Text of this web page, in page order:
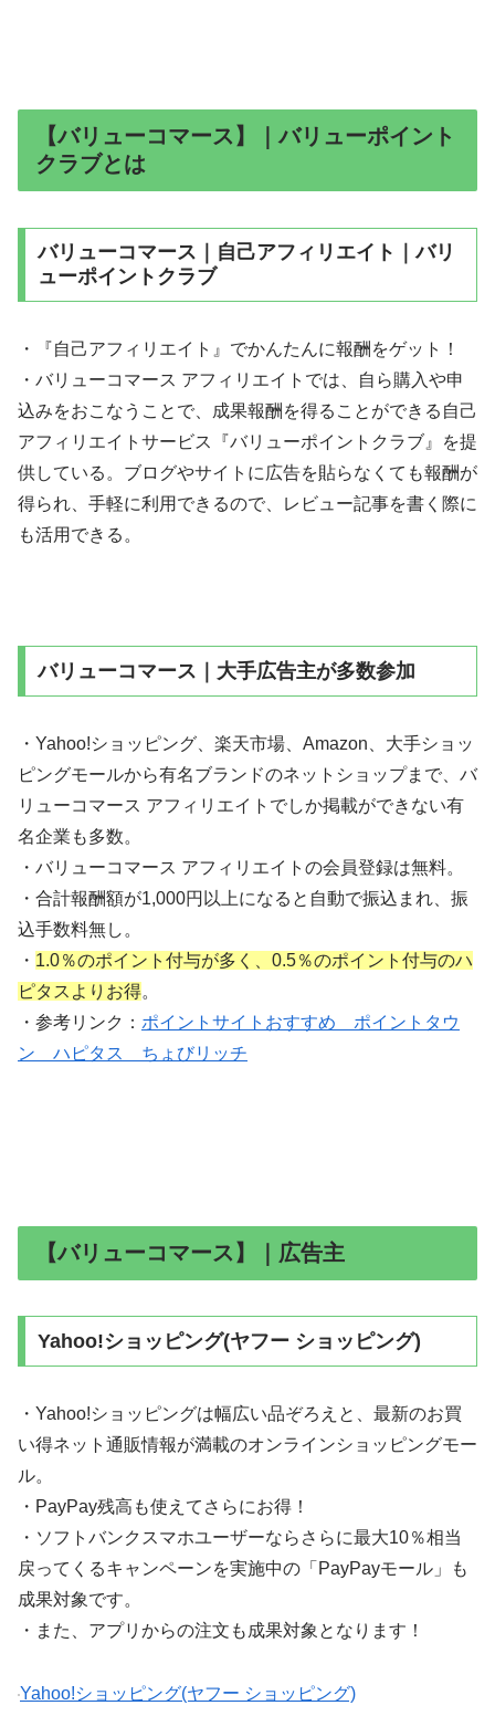
【バリューコマース】｜バリューポイント
クラブとは
バリューコマース｜自己アフィリエイト｜バリ
ューポイントクラブ
・『自己アフィリエイト』でかんたんに報酬をゲット！
・バリューコマース アフィリエイトでは、自ら購入や申
込みをおこなうことで、成果報酬を得ることができる自己
アフィリエイトサービス『バリューポイントクラブ』を提
供している。ブログやサイトに広告を貼らなくても報酬が
得られ、手軽に利用できるので、レビュー記事を書く際に
も活用できる。
バリューコマース｜大手広告主が多数参加
・Yahoo!ショッピング、楽天市場、Amazon、大手ショッ
ピングモールから有名ブランドのネットショップまで、バ
リューコマース アフィリエイトでしか掲載ができない有
名企業も多数。
・バリューコマース アフィリエイトの会員登録は無料。
・合計報酬額が1,000円以上になると自動で振込まれ、振
込手数料無し。
・ 1.0％のポイント付与が多く、0.5％のポイント付与のハ
ピタスよりお得。
・参考リンク： ポイントサイトおすすめ ポイントタウ
ン ハピタス ちょびリッチ
【バリューコマース】｜広告主
Yahoo!ショッピング(ヤフー ショッピング)
・Yahoo!ショッピングは幅広い品ぞろえと、最新のお買
い得ネット通販情報が満載のオンラインショッピングモー
ル。
・PayPay残高も使えてさらにお得！
・ソフトバンクスマホユーザーならさらに最大10％相当
戻ってくるキャンペーンを実施中の「PayPayモール」も
成果対象です。
・また、アプリからの注文も成果対象となります！
Yahoo!ショッピング(ヤフー ショッピング)